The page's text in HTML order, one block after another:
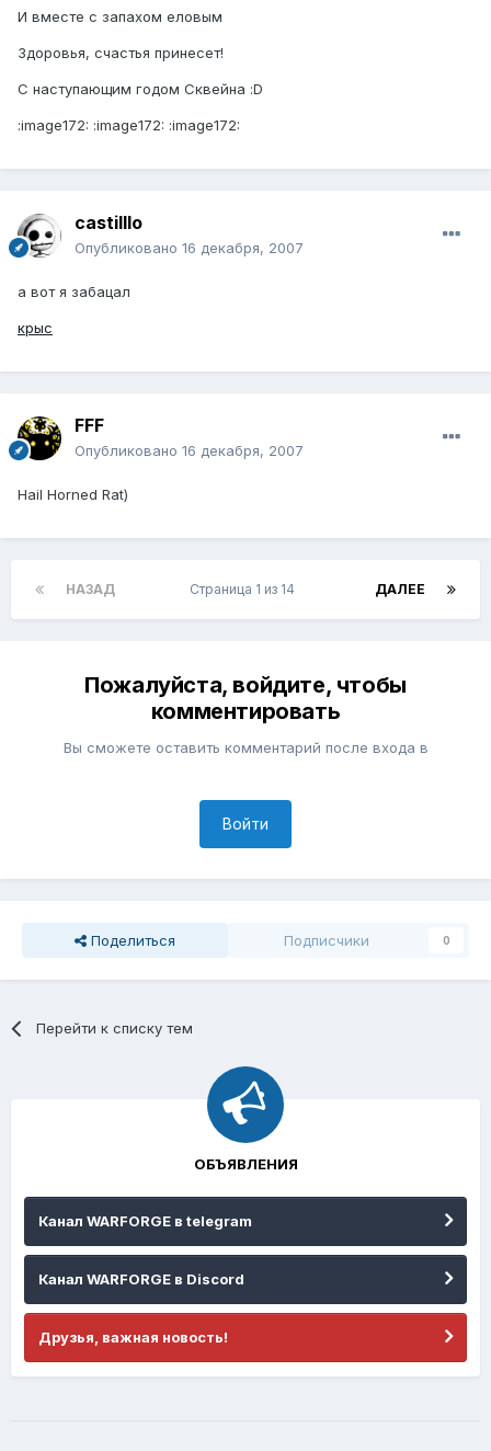
И вместе с запахом еловым
Здоровья, счастья принесет!
С наступающим годом Сквейна :D
:image172: :image172: :image172:
castilllo
Опубликовано 16 декабря, 2007
а вот я забацал
крыс
FFF
Опубликовано 16 декабря, 2007
Hail Horned Rat)
НАЗАД ДАЛЕЕ
Страница 1 из 14
Пожалуйста, войдите, чтобы
комментировать
Вы сможете оставить комментарий после входа в
Войти
Поделиться Подписчики 0
Перейти к списку тем
ОБЪЯВЛЕНИЯ
Канал WARFORGE в telegram
Канал WARFORGE в Discord
Друзья, важная новость!